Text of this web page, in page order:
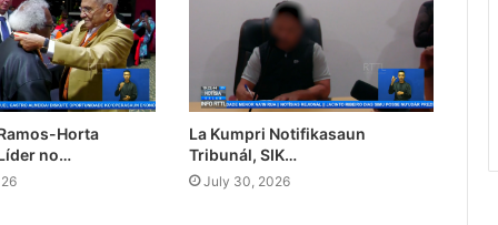
Horta
no…
La Kumpri Notifikasaun
Tribunál, SIK…
July 30, 2026